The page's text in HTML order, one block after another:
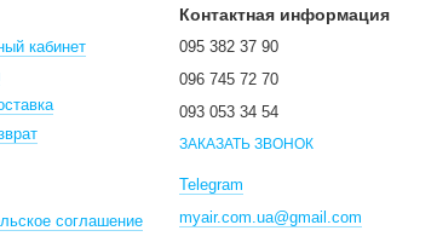
кабинет
соглашение
Контактная информация
095 382 37 90
096 745 72 70
093 053 34 54
ЗАКАЗАТЬ ЗВОНОК
Telegram
myair.com.ua@gmail.com